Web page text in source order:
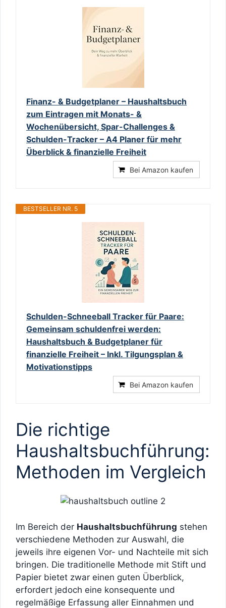
Finanz- & Budgetplaner – Haushaltsbuch
zum Eintragen mit Monats- &
Wochenübersicht, Spar-Challenges &
Schulden-Tracker – A4 Planer für mehr
Überblick & finanzielle Freiheit
Bei Amazon kaufen
BESTSELLER NR. 5
Schulden-Schneeball Tracker für Paare:
Gemeinsam schuldenfrei werden:
Haushaltsbuch & Budgetplaner für
finanzielle Freiheit – Inkl. Tilgungsplan &
Motivationstipps
Bei Amazon kaufen
Die richtige
Haushaltsbuchführung:
Methoden im Vergleich
Im Bereich der Haushaltsbuchführung stehen
verschiedene Methoden zur Auswahl, die
jeweils ihre eigenen Vor- und Nachteile mit sich
bringen. Die traditionelle Methode mit Stift und
Papier bietet zwar einen guten Überblick,
erfordert jedoch eine konsequente und
regelmäßige Erfassung aller Einnahmen und